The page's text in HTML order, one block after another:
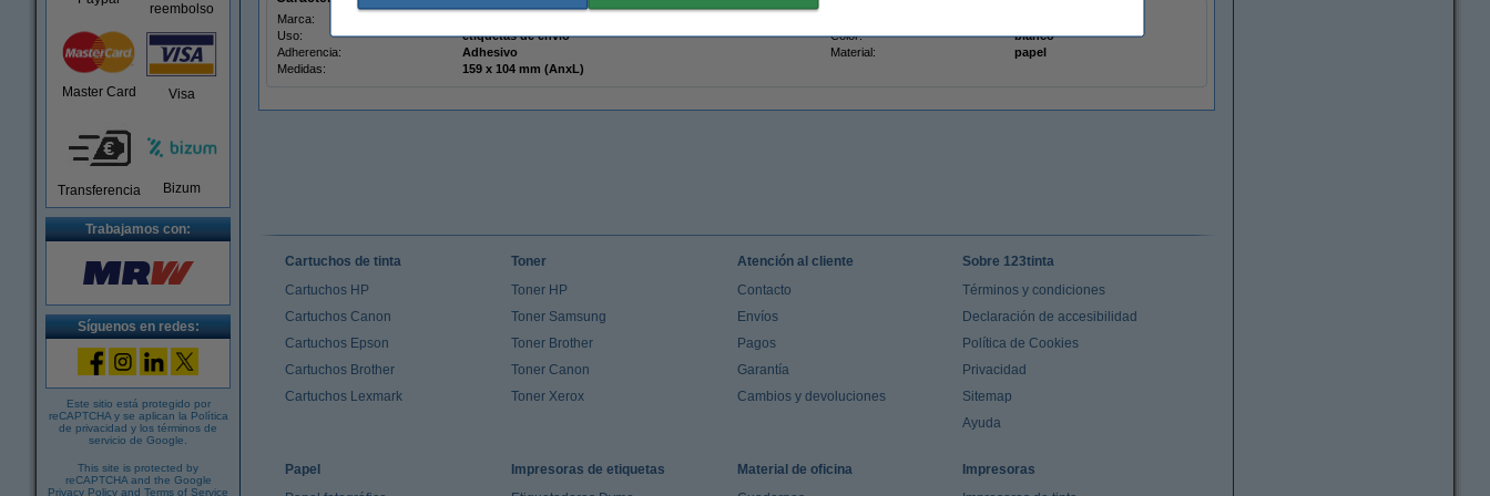
reembolso
Master Card Visa
Transferencia Bizum
Trabajamos con:
Síguenos en redes:
Este sitio está protegido por
reCAPTCHA y se aplican la Política
de privacidad y los términos de
servicio de Google
This site is protected by
reCAPTCHA and the Google
Privacy Policy and Terms of Service
Marca:
Uso:
etiquetas de envío Color:
blanco
Adherencia:
Adhesivo Material:
papel
Medidas:
159 x 104 mm (AnxL)
Cartuchos de tinta
Cartuchos HP
Cartuchos Canon
Cartuchos Epson
Cartuchos Brother
Cartuchos Lexmark
Toner
Toner HP
Toner Samsung
Toner Brother
Toner Canon
Toner Xerox
Atención al cliente
Contacto
Envíos
Pagos
Garantía
Cambios y devoluciones
Sobre 123tinta
Términos y condiciones
Declaración de accesibilidad
Política de Cookies
Privacidad
Sitemap
Ayuda
Papel
Impresoras de etiquetas
Material de oficina
Impresoras